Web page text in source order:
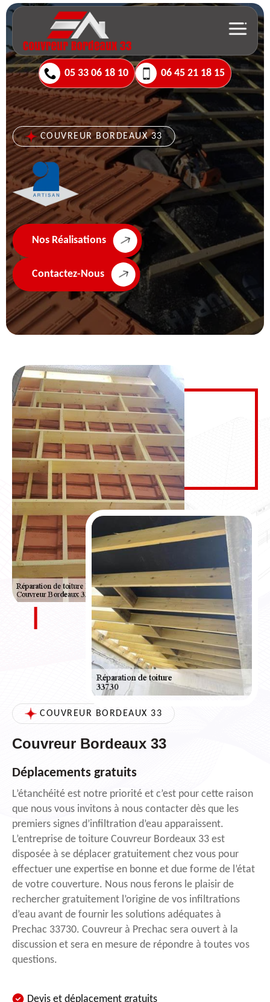
05 33 06 18 10 06 45 21 18 15
COUVREUR BORDEAUX 33
Nos Réalisations
Contactez-Nous
COUVREUR BORDEAUX 33
Couvreur Bordeaux 33
Déplacements gratuits
L’étanchéité est notre priorité et c’est pour cette raison
que nous vous invitons à nous contacter dès que les
premiers signes d’infiltration d’eau apparaissent.
L’entreprise de toiture Couvreur Bordeaux 33 est
disposée à se déplacer gratuitement chez vous pour
effectuer une expertise en bonne et due forme de l’état
de votre couverture. Nous nous ferons le plaisir de
rechercher gratuitement l’origine de vos infiltrations
d’eau avant de fournir les solutions adéquates à
Prechac 33730. Couvreur à Prechac sera ouvert à la
discussion et sera en mesure de répondre à toutes vos
questions.
Devis et déplacement gratuits